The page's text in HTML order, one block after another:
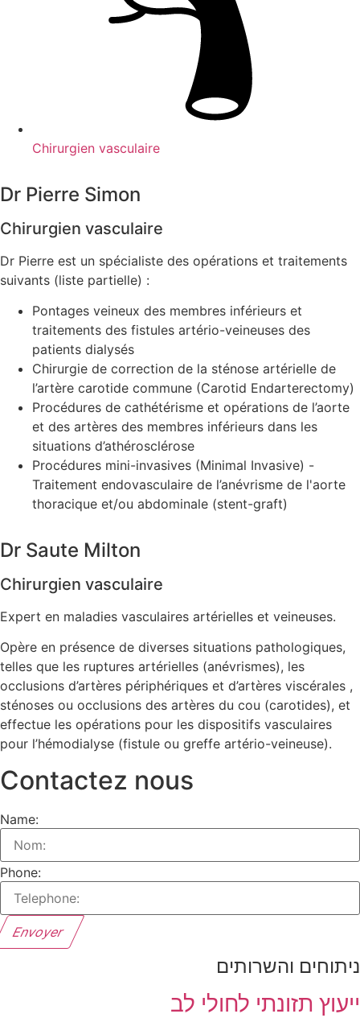
Chirurgien vasculaire
Dr Pierre Simon
Chirurgien vasculaire
Dr Pierre est un spécialiste des opérations et traitements
suivants (liste partielle) :
Pontages veineux des membres inférieurs et
traitements des fistules artério-veineuses des
patients dialysés
Chirurgie de correction de la sténose artérielle de
l’artère carotide commune (Carotid
Procédures de cathétérisme et opérations de l’aorte
et des artères des membres inférieurs dans les
situations d’athérosclérose
Procédures mini-invasives (Minimal Invasive) -
Traitement endovasculaire de l’anévrisme de l'aorte
thoracique et/ou abdominale (stent-graft)
Dr Saute Milton
Chirurgien vasculaire
Expert en maladies vasculaires artérielles et veineuses.
Opère en présence de diverses situations pathologiques,
telles que les ruptures artérielles (anévrismes), les
occlusions d’artères périphériques et d’artères viscérales ,
sténoses ou occlusions des artères du cou (carotides), et
effectue les opérations pour les dispositifs vasculaires
pour l’hémodialyse (fistule ou greffe artério-veineuse).
Contactez nous
Name:
Phone:
Envoyer
והשרותים
תזונתי לחולי לב